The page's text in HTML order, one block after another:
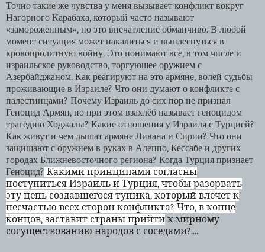
Точно такие же чувства у меня вызывает конфликт вокруг
Нагорного Карабаха, который часто называют
«замороженным», но это впечатление обманчиво. В любой
момент ситуация может накалиться и выплеснуться в
кровопролитную войну. Это понимают все, в том числе и
израильское руководство, торгующее оружием с
Азербайджаном. Как реагируют на это армяне, волей судьбы
проживающие в Израиле? Что они думают о конфликте с
палестинцами? Почему Израиль до сих пор не признал
Геноцид Армян, но при этом взахлёб называет геноцидом
трагедию Ходжалы? Какие отношения у Израиля с Турцией?
Как живут и чем дышат армяне Ливана и Сирии? Что они
защищают с оружием в руках в Алеппо, Кессабе и других
городах Ближневосточного региона? Когда Турция признает
Геноцид? Какими принципами согласны
поступиться Израиль и Турция, чтобы разорвать
эту цепь создавшегося тупика, который влечет к
несчастью всех сторон конфликта? Что, в конце
концов, заставит страны прийти к мирному
сосуществованию народов с соседями?....